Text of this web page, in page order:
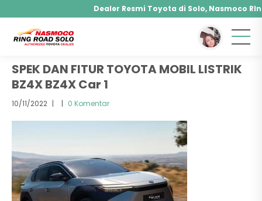
Dealer Resmi Toyota di Solo, Nasmoco
Agya, Calya, Fortuner, Rush, Sienta, Yaris,
Hybrid, Yaris Cross Hybrid, Alphard Hybrid
You are here :Beranda / Attachment
SPEK DAN FITUR TOYOTA MOBIL LISTRIK
BZ4X BZ4X Car 1
10/11/2022 | | 0 Komentar